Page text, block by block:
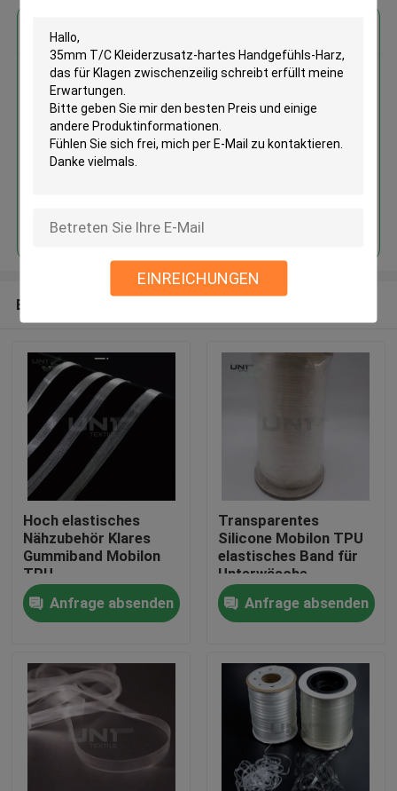
EINREICHUNGEN
Zu Hause
Produkte
Erhalten Sie den besten Preis für
35mm T/C Kleiderzusatz-hartes
Handgefühls-Harz, das für
Klagen zwischenzeilig schreibt
Empfohlene Produkte
Hoch elastisches
Nähzubehör Klares
Gummiband Mobilon
TPU
Anfrage absenden
Transparentes
Silicone Mobilon TPU
elastisches Band für
Unterwäsche
Anfrage absenden